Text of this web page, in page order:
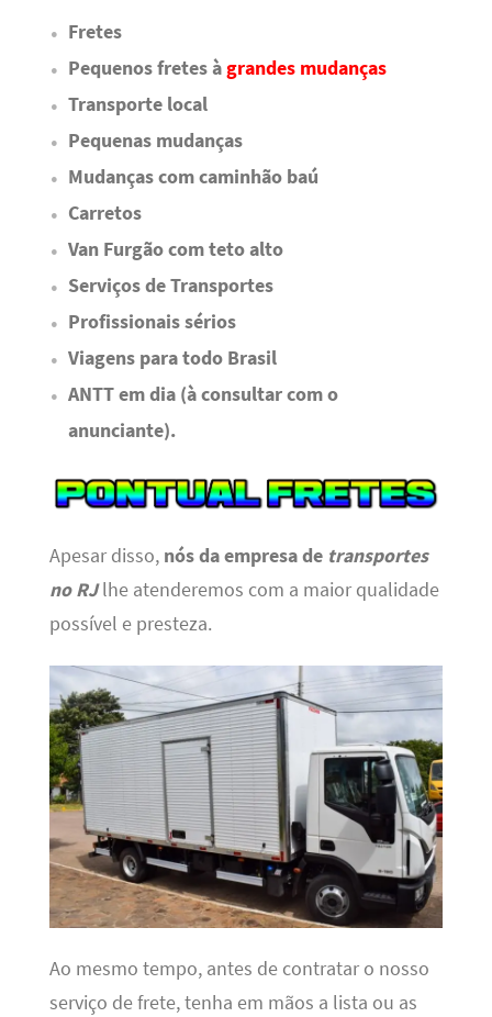
Fretes
Pequenos fretes à grandes mudanças
Transporte local
Pequenas mudanças
Mudanças com caminhão baú
Carretos
Van Furgão com teto alto
Serviços de Transportes
Profissionais sérios
Viagens para todo Brasil
ANTT em dia (à consultar com o
anunciante).
Apesar disso, nós da empresa de transportes
no RJlhe atenderemos com a maior qualidade
possível e presteza.
Ao mesmo tempo, antes de contratar o nosso
serviço de frete, tenha em mãos a lista ou as